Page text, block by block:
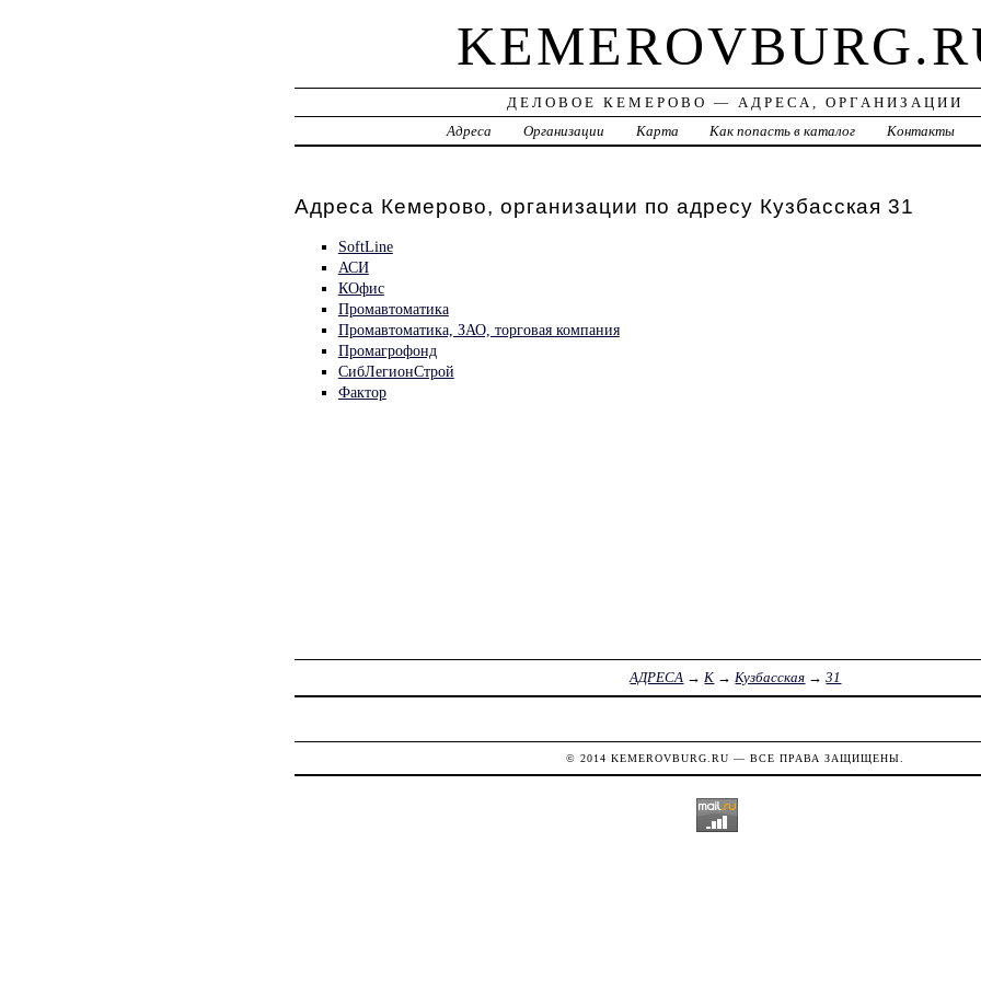
ДЕЛОВОЕ КЕМЕРОВО — АДРЕСА, ОРГАНИЗАЦИИ
Адреса
Организации Карта Как попасть в каталог Контакты
Адреса Кемерово, организации по адресу Кузбасская 31
SoftLine
АСИ
КОфис
Промавтоматика
Промавтоматика, ЗАО, торговая компания
Промагрофонд
СибЛегионСтрой
Фактор
АДРЕСА →К →Кузбасская →31
© 2014KEMEROVBURG.RU — ВСЕ ПРАВА ЗАЩИЩЕНЫ.